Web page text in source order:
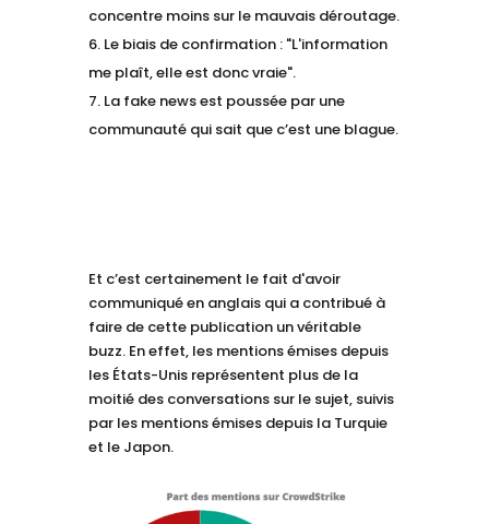
concentre moins sur le mauvais déroutage.
Le biais de confirmation : "L'information
me plaît, elle est donc vraie".
La fake news est poussée par une
communauté qui sait que c’est une blague.
Et c’est certainement le fait d'avoir
communiqué en anglais qui a contribué à
faire de cette publication un véritable
buzz. En effet, les mentions émises depuis
les États-Unis représentent plus de la
moitié des conversations sur le sujet, suivis
par les mentions émises depuis la Turquie
et le Japon.